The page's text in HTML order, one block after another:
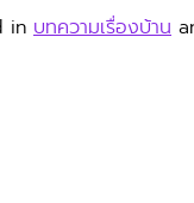
in บทความเรื่องบ้าน